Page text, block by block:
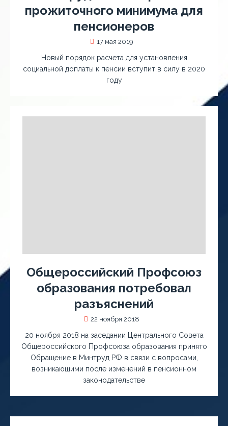
прожиточного минимума для
пенсионеров
17 мая 2019
Новый порядок расчета для установления
социальной доплаты к пенсии вступит в силу в 2020
году
Общероссийский Профсоюз
образования потребовал
разъяснений
22 ноября 2018
20 ноября 2018 на заседании Центрального Совета
Общероссийского Профсоюза образования принято
Обращение в Минтруд РФ в связи с вопросами,
возникающими после изменений в пенсионном
законодательстве